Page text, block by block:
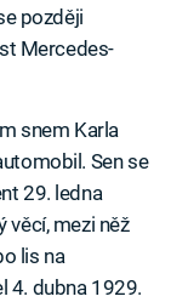
později
Mercedes-
snem Karla
Sen se
29. ledna
věcí, mezi něž
lis na
4. dubna 1929.